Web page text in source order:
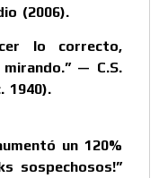
(2006).
lo correcto,
— C.S.
1940).
un 120%
sospechosos!”